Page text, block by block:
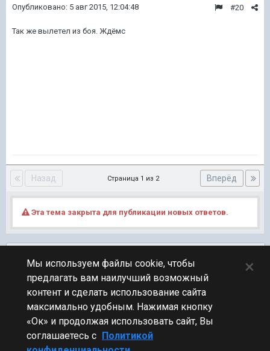
#20
Опубликовано: 5 авг 2015, 12:04:48
Так же вылетел из боя. Ждёмс
Назад Вперёд
Страница 1 из 2
Эта тема закрыта для публикации новых ответов.
ПЕРЕЙТИ К СПИСКУ ТЕМ
Фидбек
Мы используем файлы cookie, чтобы
предлагать вам наилучший возможный
контент и сделать использование сайта
максимально удобным. Нажимая кнопку
«Ок» и продолжая использовать сайт, Вы
соглашаетесь с Политикой
×